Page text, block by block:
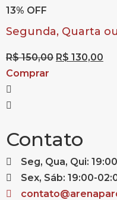
13% OFF
Segunda, Quarta
R$150,00 R$ 130,00
Comprar
Contato
Seg, Qua, Qui:
Sex, Sáb: 19:00-